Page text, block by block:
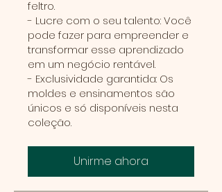
feltro.
- Lucre com o seu talento: Você
pode fazer para empreender e
transformar esse aprendizado
em um negócio rentável.
- Exclusividade garantida: Os
moldes e ensinamentos são
únicos e só disponíveis nesta
coleção.
Unirme ahora